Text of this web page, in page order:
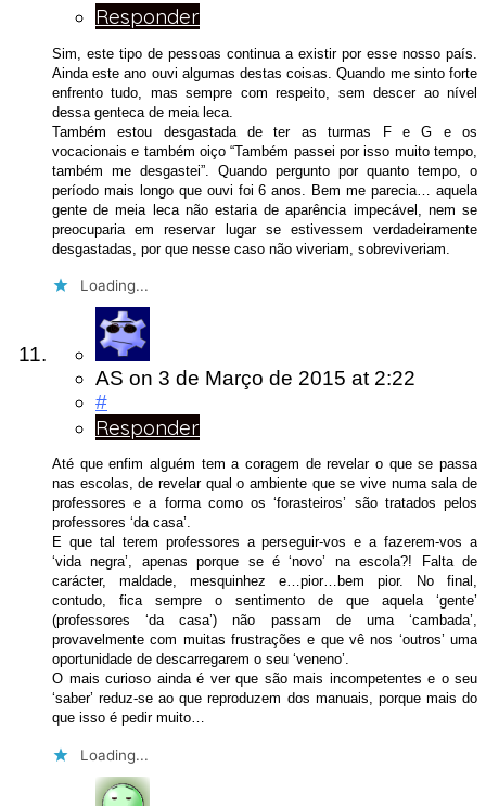
Responder
Sim, este tipo de pessoas continua a existir por esse nosso país.
Ainda este ano ouvi algumas destas coisas. Quando me sinto forte
enfrento tudo, mas sempre com respeito, sem descer ao nível
dessa genteca de meia leca.
Também estou desgastada de ter as turmas F e G e os
vocacionais e também oiço “Também passei por isso muito tempo,
também me desgastei”. Quando pergunto por quanto tempo, o
período mais longo que ouvi foi 6 anos. Bem me parecia… aquela
gente de meia leca não estaria de aparência impecável, nem se
preocuparia em reservar lugar se estivessem verdadeiramente
desgastadas, por que nesse caso não viveriam, sobreviveriam.
Loading...
AS on 3 de Março de 2015 at 2:22
#
Responder
Até que enfim alguém tem a coragem de revelar o que se passa
nas escolas, de revelar qual o ambiente que se vive numa sala de
professores e a forma como os ‘forasteiros’ são tratados pelos
professores ‘da casa’.
E que tal terem professores a perseguir-vos e a fazerem-vos a
‘vida negra’, apenas porque se é ‘novo’ na escola?! Falta de
carácter, maldade, mesquinhez e…pior…bem pior. No final,
contudo, fica sempre o sentimento de que aquela ‘gente’
(professores ‘da casa’) não passam de uma ‘cambada’,
provavelmente com muitas frustrações e que vê nos ‘outros’ uma
oportunidade de descarregarem o seu ‘veneno’.
O mais curioso ainda é ver que são mais incompetentes e o seu
‘saber’ reduz-se ao que reproduzem dos manuais, porque mais do
que isso é pedir muito…
Loading...